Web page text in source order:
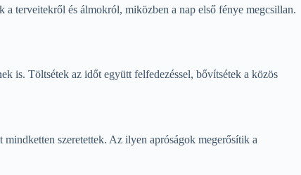
a terveitekről és álmokról, miközben a nap első fénye megcsillan.
is. Töltsétek az időt együtt felfedezéssel, bővítsétek a közös
szeretettek. Az ilyen apróságok megerősítik a